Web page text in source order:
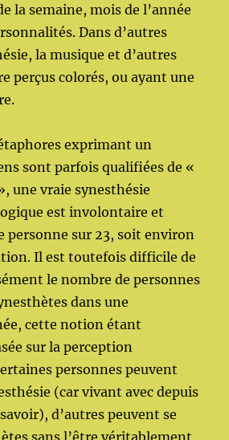
la semaine, mois de l’année
Dans d’autres
la musique et d’autres
perçus colorés, ou ayant une
exprimant un
sont parfois qualifiées de «
une vraie synesthésie
est involontaire et
personne sur 23, soit environ
Il est toutefois difficile de
le nombre de personnes
dans une
cette notion étant
sur la perception
personnes peuvent
(car vivant avec depuis
d’autres peuvent se
sans l’être véritablement,